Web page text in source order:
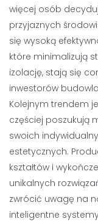
więcej osób
przyjaznych
się wysoką
które minimalizują
izolację, stają się
inwestorów
Kolejnym trendem
częściej poszukują
swoich
estetycznych.
kształtów i
unikalnych
zwrócić uwagę na
inteligentne